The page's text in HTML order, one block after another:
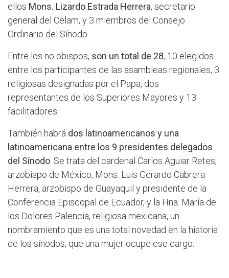
ellos Mons. Lizardo Estrada Herrera, secretario
general del Celam, y 3 miembros del Consejo
Ordinario del Sínodo.
Entre los no obispos, son un total de 28, 10 elegidos
entre los participantes de las asambleas regionales, 3
religiosas designadas por el Papa, dos
representantes de los Superiores Mayores y 13
facilitadores.
También habrá dos latinoamericanos y una
latinoamericana entre los 9 presidentes delegados
del Sínodo . Se trata del cardenal Carlos Aguiar Retes,
arzobispo de México, Mons. Luis Gerardo Cabrera
Herrera, arzobispo de Guayaquil y presidente de la
Conferencia Episcopal de Ecuador, y la Hna. María de
los Dolores Palencia, religiosa mexicana, un
nombramiento que es una total novedad en la historia
de los sínodos, que una mujer ocupe ese cargo.